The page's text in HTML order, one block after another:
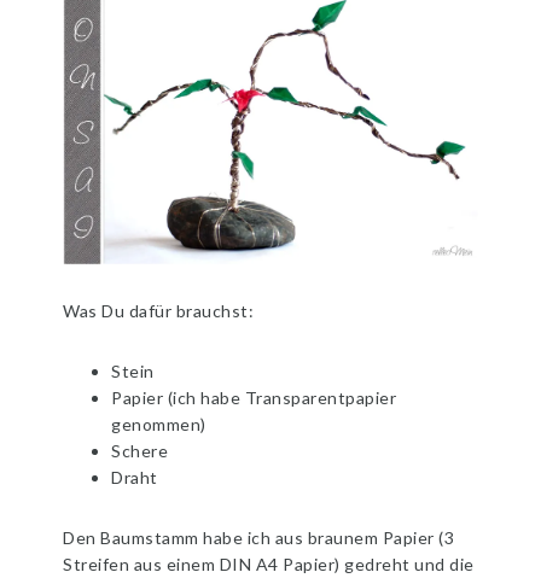
Was Du dafür brauchst:
Stein
Papier (ich habe Transparentpapier
genommen)
Schere
Draht
Den Baumstamm habe ich aus braunem Papier (3
Streifen aus einem DIN A4 Papier) gedreht und die